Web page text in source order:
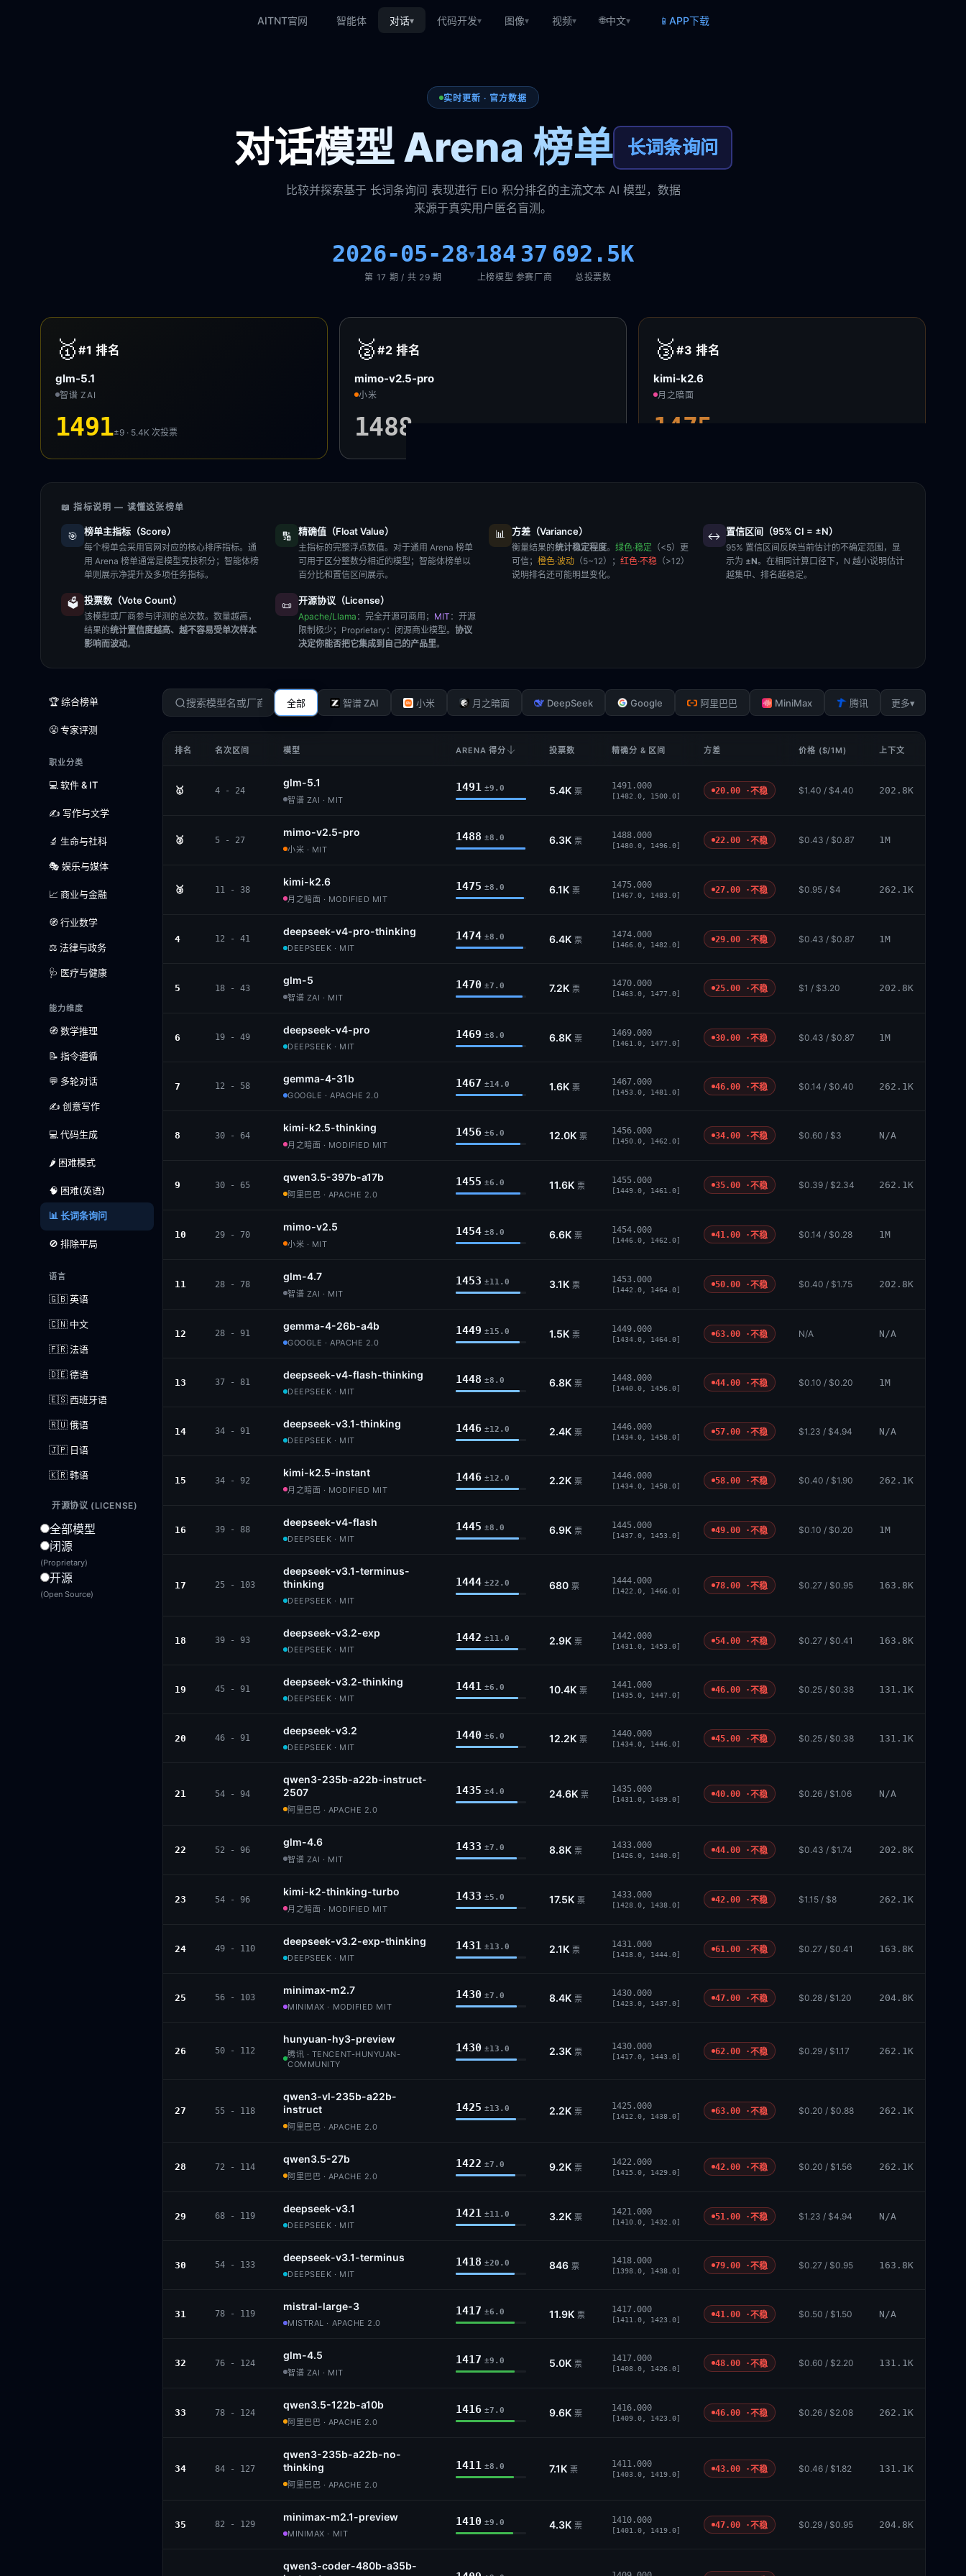
AITNT官网 智能体 对话▾ 代码开发▾ 图像▾ 视频▾ 🌐中文▾ 📱 APP下载
实时更新 · 官方数据
对话模型 Arena 榜单 长词条询问
比较并探索基于 长词条询问 表现进行 Elo 积分排名的主流文本 AI 模型，数据
来源于真实用户匿名盲测。
2026-05-28▾
第 17 期 / 共 29 期
184
上榜模型
37
参赛厂商
692.5K
总投票数
🥇 #1排名
glm-5.1
智谱 ZAI
1491±9 · 5.4K次投票
🥈 #2排名
mimo-v2.5-pro
小米
1488
🥉 #3排名
kimi-k2.6
月之暗面
1475
📖 指标说明 — 读懂这张榜单
🎯 榜单主指标（Score）
每个榜单会采用官网对应的核心排序指标。通
用 Arena 榜单通常是模型竞技积分；智能体榜
单则展示净提升及多项任务指标。
🔢 精确值（Float Value）
主指标的完整浮点数值。对于通用 Arena 榜单
可用于区分整数分相近的模型；智能体榜单以
百分比和置信区间展示。
📊 方差（Variance）
衡量结果的统计稳定程度。 绿色·稳定 （<5）更
可信； 橙色·波动 （5~12）； 红色·不稳 （>12）
说明排名还可能明显变化。
↔️ 置信区间（95% CI = ±N）
95% 置信区间反映当前估计的不确定范围，显
示为 ±N。在相同计算口径下，N 越小说明估计
越集中、排名越稳定。
🗳️ 投票数（Vote Count）
该模型或厂商参与评测的总次数。数量越高，
结果的统计置信度越高、越不容易受单次样本
影响而波动。
📜 开源协议（License）
Apache/Llama ：完全开源可商用； MIT ：开源
限制极少； Proprietary ：闭源商业模型。 协议
决定你能否把它集成到自己的产品里。
🏆 综合榜单
😤 专家评测
职业分类
💻 软件 & IT
✍️ 写作与文学
🔬 生命与社科
🎭 娱乐与媒体
📈 商业与金融
🧭 行业数学
⚖️ 法律与政务
🩺 医疗与健康
能力维度
🧭 数学推理
📝 指令遵循
💬 多轮对话
✍️ 创意写作
💻 代码生成
🌶️ 困难模式
🧠 困难(英语)
📊 长词条询问
🚫 排除平局
语言
🇬🇧 英语
🇨🇳 中文
🇫🇷 法语
🇩🇪 德语
🇪🇸 西班牙语
🇷🇺 俄语
🇯🇵 日语
🇰🇷 韩语
开源协议 (LICENSE)
全部模型
闭源
(Proprietary)
开源
(Open Source)
全部 智谱 ZAI 小米 月之暗面 DeepSeek Google 阿里巴巴 MiniMax 腾讯 更多▾
排名 名次区间 模型 ARENA 得分 投票数 精确分 & 区间 方差 价格 ($/1M) 上下文
🥇 4 - 24
glm-5.1
智谱 ZAI · MIT
1491 ±9.0 5.4K 票
1491.000
[1482.0, 1500.0]
20.00 ·不稳 $1.40 / $4.40 202.8K
🥈 5 - 27
mimo-v2.5-pro
小米 · MIT
1488 ±8.0 6.3K 票
1488.000
[1480.0, 1496.0]
22.00 ·不稳 $0.43 / $0.87 1M
🥉 11 - 38
kimi-k2.6
月之暗面 · MODIFIED MIT
1475 ±8.0 6.1K 票
1475.000
[1467.0, 1483.0]
27.00 ·不稳 $0.95 / $4 262.1K
4 12 - 41
deepseek-v4-pro-thinking
DEEPSEEK · MIT
1474 ±8.0 6.4K 票
1474.000
[1466.0, 1482.0]
29.00 ·不稳 $0.43 / $0.87 1M
5 18 - 43
glm-5
智谱 ZAI · MIT
1470 ±7.0 7.2K 票
1470.000
[1463.0, 1477.0]
25.00 ·不稳 $1 / $3.20 202.8K
6 19 - 49
deepseek-v4-pro
DEEPSEEK · MIT
1469 ±8.0 6.8K 票
1469.000
[1461.0, 1477.0]
30.00 ·不稳 $0.43 / $0.87 1M
7 12 - 58
gemma-4-31b
GOOGLE · APACHE 2.0
1467 ±14.0 1.6K 票
1467.000
[1453.0, 1481.0]
46.00 ·不稳 $0.14 / $0.40 262.1K
8 30 - 64
kimi-k2.5-thinking
月之暗面 · MODIFIED MIT
1456 ±6.0 12.0K 票
1456.000
[1450.0, 1462.0]
34.00 ·不稳 $0.60 / $3 N/A
9 30 - 65
qwen3.5-397b-a17b
阿里巴巴 · APACHE 2.0
1455 ±6.0 11.6K 票
1455.000
[1449.0, 1461.0]
35.00 ·不稳 $0.39 / $2.34 262.1K
10 29 - 70
mimo-v2.5
小米 · MIT
1454 ±8.0 6.6K 票
1454.000
[1446.0, 1462.0]
41.00 ·不稳 $0.14 / $0.28 1M
11 28 - 78
glm-4.7
智谱 ZAI · MIT
1453 ±11.0 3.1K 票
1453.000
[1442.0, 1464.0]
50.00 ·不稳 $0.40 / $1.75 202.8K
12 28 - 91
gemma-4-26b-a4b
GOOGLE · APACHE 2.0
1449 ±15.0 1.5K 票
1449.000
[1434.0, 1464.0]
63.00 ·不稳 N/A N/A
13 37 - 81
deepseek-v4-flash-thinking
DEEPSEEK · MIT
1448 ±8.0 6.8K 票
1448.000
[1440.0, 1456.0]
44.00 ·不稳 $0.10 / $0.20 1M
14 34 - 91
deepseek-v3.1-thinking
DEEPSEEK · MIT
1446 ±12.0 2.4K 票
1446.000
[1434.0, 1458.0]
57.00 ·不稳 $1.23 / $4.94 N/A
15 34 - 92
kimi-k2.5-instant
月之暗面 · MODIFIED MIT
1446 ±12.0 2.2K 票
1446.000
[1434.0, 1458.0]
58.00 ·不稳 $0.40 / $1.90 262.1K
16 39 - 88
deepseek-v4-flash
DEEPSEEK · MIT
1445 ±8.0 6.9K 票
1445.000
[1437.0, 1453.0]
49.00 ·不稳 $0.10 / $0.20 1M
17 25 - 103
deepseek-v3.1-terminus-
thinking
DEEPSEEK · MIT
1444 ±22.0 680 票
1444.000
[1422.0, 1466.0]
78.00 ·不稳 $0.27 / $0.95 163.8K
18 39 - 93
deepseek-v3.2-exp
DEEPSEEK · MIT
1442 ±11.0 2.9K 票
1442.000
[1431.0, 1453.0]
54.00 ·不稳 $0.27 / $0.41 163.8K
19 45 - 91
deepseek-v3.2-thinking
DEEPSEEK · MIT
1441 ±6.0 10.4K 票
1441.000
[1435.0, 1447.0]
46.00 ·不稳 $0.25 / $0.38 131.1K
20 46 - 91
deepseek-v3.2
DEEPSEEK · MIT
1440 ±6.0 12.2K 票
1440.000
[1434.0, 1446.0]
45.00 ·不稳 $0.25 / $0.38 131.1K
21 54 - 94
qwen3-235b-a22b-instruct-
2507
阿里巴巴 · APACHE 2.0
1435 ±4.0 24.6K 票
1435.000
[1431.0, 1439.0]
40.00 ·不稳 $0.26 / $1.06 N/A
22 52 - 96
glm-4.6
智谱 ZAI · MIT
1433 ±7.0 8.8K 票
1433.000
[1426.0, 1440.0]
44.00 ·不稳 $0.43 / $1.74 202.8K
23 54 - 96
kimi-k2-thinking-turbo
月之暗面 · MODIFIED MIT
1433 ±5.0 17.5K 票
1433.000
[1428.0, 1438.0]
42.00 ·不稳 $1.15 / $8 262.1K
24 49 - 110
deepseek-v3.2-exp-thinking
DEEPSEEK · MIT
1431 ±13.0 2.1K 票
1431.000
[1418.0, 1444.0]
61.00 ·不稳 $0.27 / $0.41 163.8K
25 56 - 103
minimax-m2.7
MINIMAX · MODIFIED MIT
1430 ±7.0 8.4K 票
1430.000
[1423.0, 1437.0]
47.00 ·不稳 $0.28 / $1.20 204.8K
26 50 - 112
hunyuan-hy3-preview
腾讯 · TENCENT-HUNYUAN-
COMMUNITY
1430 ±13.0 2.3K 票
1430.000
[1417.0, 1443.0]
62.00 ·不稳 $0.29 / $1.17 262.1K
27 55 - 118
qwen3-vl-235b-a22b-
instruct
阿里巴巴 · APACHE 2.0
1425 ±13.0 2.2K 票
1425.000
[1412.0, 1438.0]
63.00 ·不稳 $0.20 / $0.88 262.1K
28 72 - 114
qwen3.5-27b
阿里巴巴 · APACHE 2.0
1422 ±7.0 9.2K 票
1422.000
[1415.0, 1429.0]
42.00 ·不稳 $0.20 / $1.56 262.1K
29 68 - 119
deepseek-v3.1
DEEPSEEK · MIT
1421 ±11.0 3.2K 票
1421.000
[1410.0, 1432.0]
51.00 ·不稳 $1.23 / $4.94 N/A
30 54 - 133
deepseek-v3.1-terminus
DEEPSEEK · MIT
1418 ±20.0 846 票
1418.000
[1398.0, 1438.0]
79.00 ·不稳 $0.27 / $0.95 163.8K
31 78 - 119
mistral-large-3
MISTRAL · APACHE 2.0
1417 ±6.0 11.9K 票
1417.000
[1411.0, 1423.0]
41.00 ·不稳 $0.50 / $1.50 N/A
32 76 - 124
glm-4.5
智谱 ZAI · MIT
1417 ±9.0 5.0K 票
1417.000
[1408.0, 1426.0]
48.00 ·不稳 $0.60 / $2.20 131.1K
33 78 - 124
qwen3.5-122b-a10b
阿里巴巴 · APACHE 2.0
1416 ±7.0 9.6K 票
1416.000
[1409.0, 1423.0]
46.00 ·不稳 $0.26 / $2.08 262.1K
34 84 - 127
qwen3-235b-a22b-no-
thinking
阿里巴巴 · APACHE 2.0
1411 ±8.0 7.1K 票
1411.000
[1403.0, 1419.0]
43.00 ·不稳 $0.46 / $1.82 131.1K
35 82 - 129
minimax-m2.1-preview
MINIMAX · MIT
1410 ±9.0 4.3K 票
1410.000
[1401.0, 1419.0]
47.00 ·不稳 $0.29 / $0.95 204.8K
qwen3-coder-480b-a35b-